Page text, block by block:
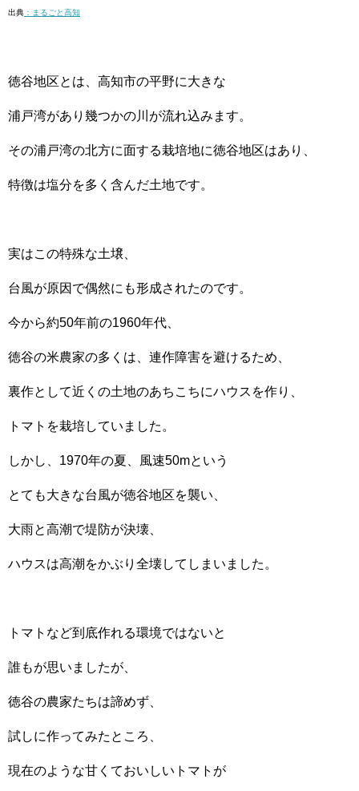
出典 ：まるごと高知
徳谷地区とは、高知市の平野に大きな
浦戸湾があり幾つかの川が流れ込みます。
その浦戸湾の北方に面する栽培地に徳谷地区はあり、
特徴は塩分を多く含んだ土地です。
実はこの特殊な土壌、
台風が原因で偶然にも形成されたのです。
今から約50年前の1960年代、
徳谷の米農家の多くは、連作障害を避けるため、
裏作として近くの土地のあちこちにハウスを作り、
トマトを栽培していました。
しかし、1970年の夏、風速50mという
とても大きな台風が徳谷地区を襲い、
大雨と高潮で堤防が決壊、
ハウスは高潮をかぶり全壊してしまいました。
トマトなど到底作れる環境ではないと
誰もが思いましたが、
徳谷の農家たちは諦めず、
試しに作ってみたところ、
現在のような甘くておいしいトマトが